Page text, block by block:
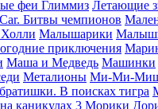
феи Глиммиз Летающие
Битвы чемпионов
Холли Малышарики
приключения
Маша и Медведь Машинки
Металионы Ми-Ми-
В поисках тигра
каникулах 3 Морики